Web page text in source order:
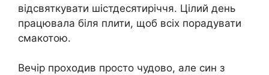
відсвяткувати шістдесятиріччя. Цілий день
працювала біля плити, щоб всіх порадувати
смакотою.
Вечір проходив просто чудово, але син з